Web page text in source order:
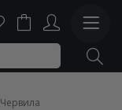
Червила